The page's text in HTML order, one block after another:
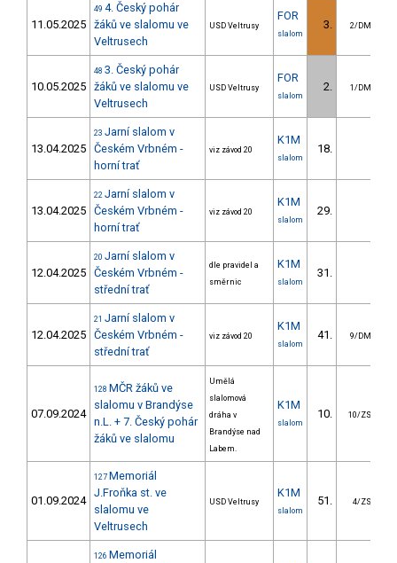
11.05.2025
49 4. Český pohár
žáků ve slalomu ve
Veltrusech
USD Veltrusy
FOR
slalom
3. 2/DM
10.05.2025
48 3. Český pohár
žáků ve slalomu ve
Veltrusech
USD Veltrusy
FOR
slalom
2. 1/DM
13.04.2025
23 Jarní slalom v
Českém Vrbném -
horní trať
viz závod 20
K1M
slalom
18.
13.04.2025
22 Jarní slalom v
Českém Vrbném -
horní trať
viz závod 20
K1M
slalom
29.
12.04.2025
20 Jarní slalom v
Českém Vrbném -
střední trať
dle pravidel a
směrnic
K1M
slalom
31.
12.04.2025
21 Jarní slalom v
Českém Vrbném -
střední trať
viz závod 20
K1M
slalom
41. 9/DM
07.09.2024
128 MČR žáků ve
slalomu v Brandýse
n.L. + 7. Český pohár
žáků ve slalomu
Umělá
slalomová
dráha v
Brandýse nad
Labem.
K1M
slalom
10. 10/ZS
01.09.2024
127 Memoriál
J.Froňka st. ve
slalomu ve
Veltrusech
USD Veltrusy
K1M
slalom
51. 4/ZS
126 Memoriál